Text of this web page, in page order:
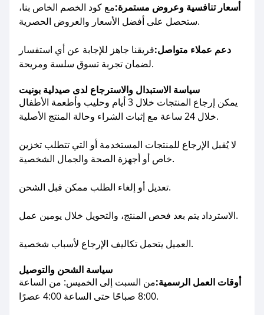
أسعار تنافسية وعروض مستمرة:مع كود الخصم الخاص بنا،
ستحصل على أفضل الأسعار والعروض الحصرية.
دعم عملاء متواصل:فريقنا جاهز للإجابة عن أي استفسار
لضمان تجربة تسوق سلسة ومريحة.
سياسة الاستبدال والاسترجاع لدى صيدلية بونيت
يمكن إرجاع المنتجات خلال 3 أيام وحليب وأطعمة الأطفال
خلال 24 ساعة مع إثبات الشراء وحالة المنتج الأصلية.
لا يُقبل الإرجاع للمنتجات المستخدمة أو التي تتطلب تخزين
خاص أو أجهزة الصحة والجمال الشخصية.
تعديل أو إلغاء الطلب ممكن قبل الشحن.
الاسترداد يتم بعد فحص المنتج، والتحويل خلال يومين عمل.
العميل يتحمل تكاليف الإرجاع لأسباب شخصية.
أوقات العمل الرسمية:من السبت إلى الخميس: من الساعة
8:00 صباحًا حتى الساعة 4:00 عصرًا.